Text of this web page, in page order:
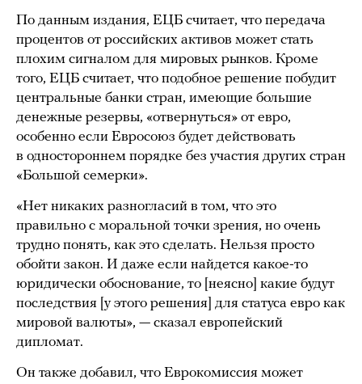
По данным издания, ЕЦБ считает, что передача
процентов от российских активов может стать
плохим сигналом для мировых рынков. Кроме
того, ЕЦБ считает, что подобное решение побудит
центральные банки стран, имеющие большие
денежные резервы, «отвернуться» от евро,
особенно если Евросоюз будет действовать
в одностороннем порядке без участия других стран
«Большой семерки».
«Нет никаких разногласий в том, что это
правильно с моральной точки зрения, но очень
трудно понять, как это сделать. Нельзя просто
обойти закон. И даже если найдется какое-то
юридически обоснование, то [неясно] какие будут
последствия [у этого решения] для статуса евро как
мировой валюты», — сказал европейский
дипломат.
Он также добавил, что Еврокомиссия может